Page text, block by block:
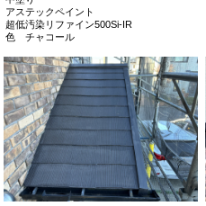
アステックペイント
超低汚染リファイン500Si-IR
色 チャコール